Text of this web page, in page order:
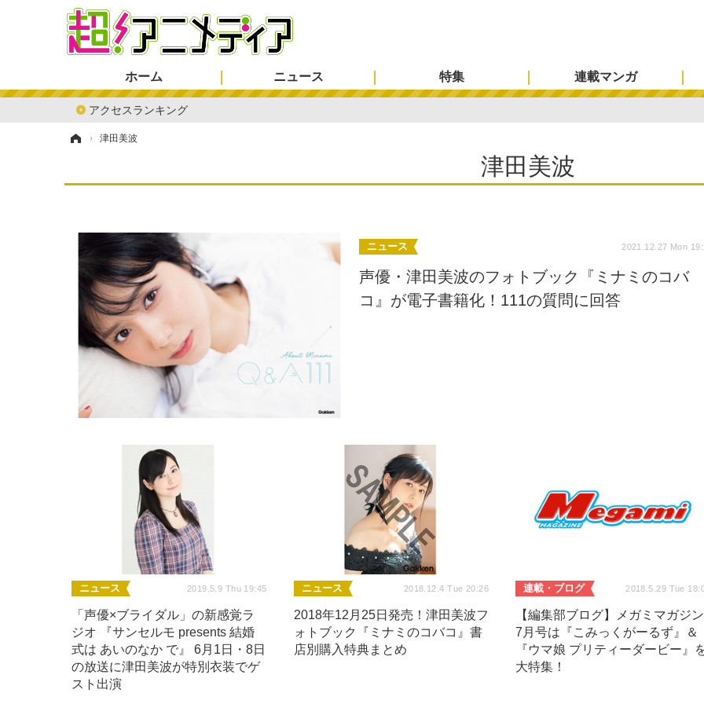
ホーム
アクセスランキング
ニュース 特集 連載マンガ
› 津田美波
津田美波
ニュース 2021.12.27 Mon
声優・津田美波のフォトブック『ミナミのコバ
コ』が電子書籍化！111の質問に回答
ニュース 2019.5.9 Thu 19:45
「声優×ブライダル」の新感覚ラ
ジオ 『サンセルモ presents 結婚
式は あいのなか で』 6月1日・8日
の放送に津田美波が特別衣装でゲ
スト出演
ニュース 2018.12.4 Tue 20:26
2018年12月25日発売！津田美波フ
ォトブック『ミナミのコバコ』書
店別購入特典まとめ
連載・ブログ 2018.5.29 Tue
【編集部ブログ】メガミマガジン
7月号は『こみっくがーるず』＆
『ウマ娘 プリティーダービー』
大特集！